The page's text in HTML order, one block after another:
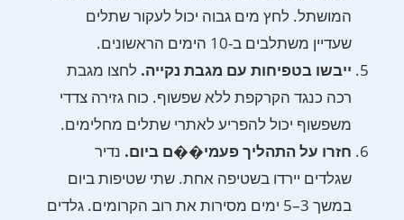
המושתל. לחץ מים גבוה יכול לעקור שתלים
שעדיין משתלבים ב-10 הימים הראשונים.
ייבשו בטפיחות עם מגבת נקייה. לחצו מגבת
רכה כנגד הקרקפת ללא שפשוף. כוח גזירה צדדי
משפשוף יכול להפריע לאתרי שתלים מחלימים.
חזרו על התהליך פעמי��ם ביום. נדיר
שגלדים יירדו בשטיפה אחת. שתי שטיפות ביום
במשך 3–5 ימים מסירות את רוב הקרומים. גלדים